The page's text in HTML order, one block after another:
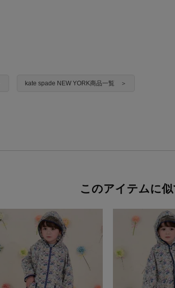
kate spade NEW YORK商品一覧 ＞
このアイテムに